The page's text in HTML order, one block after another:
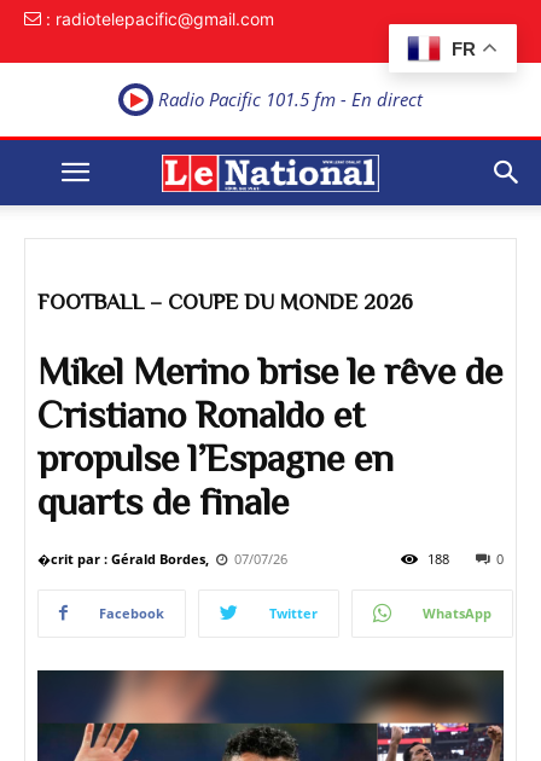
FR
: radiotelepacific@gmail.com
Radio Pacific 101.5 fm - En direct
FOOTBALL – COUPE DU MONDE 2026
Mikel Merino brise le rêve de
Cristiano Ronaldo et
propulse l’Espagne en
quarts de finale
�crit par : Gérald Bordes, 07/07/26 0
188
Facebook Twitter WhatsApp